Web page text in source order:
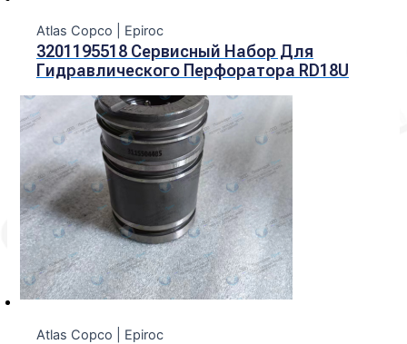
Atlas Copco | Epiroc
3201195518 Сервисный Набор Для
Гидравлического Перфоратора RD18U
Atlas Copco | Epiroc